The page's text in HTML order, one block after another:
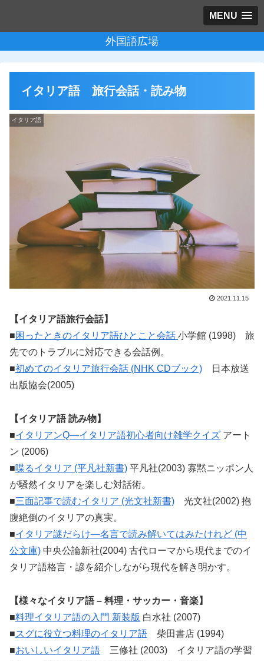
MENU
外国語広場
イタリア語 旅行会話・読み物
イタリア語
2021.11.15
【イタリア語旅行会話】
■困ったときのイタリア語ひとこと会話 小学館 (1998) 旅
先でのトラブルに対応できる会話例。
■初めてのイタリア旅行会話 (NHK CDブック) 日本放送
出版協会(2005)
【イタリア語 読み物】
■イタリアンQ―イタリア語初心者向け雑学クイズ アート
ン (2006)
■喋るイタリア (平凡社新書) 平凡社(2003) 寡黙ニッポン人
が騒然イタリアを楽しむ対話術。
■三面記事で読むイタリア (光文社新書) 光文社(2002) 抱
腹絶倒のイタリアの真実。
■イタリア謎だらけ―名言で読み解いてはみたけれど (中
公文庫) 中央公論新社(2004) 古代ローマから現代までのイ
タリア語格言・諺を紹介しながら現代を解き明かす。
【様々なイタリア語 – 料理・サッカー・音楽】
■料理イタリア語の入門 新装版 白水社 (2007)
■スグに役立つ料理のイタリア語 柴田書店 (1994)
■おいしいイタリア語 三修社 (2003) イタリア語の学習